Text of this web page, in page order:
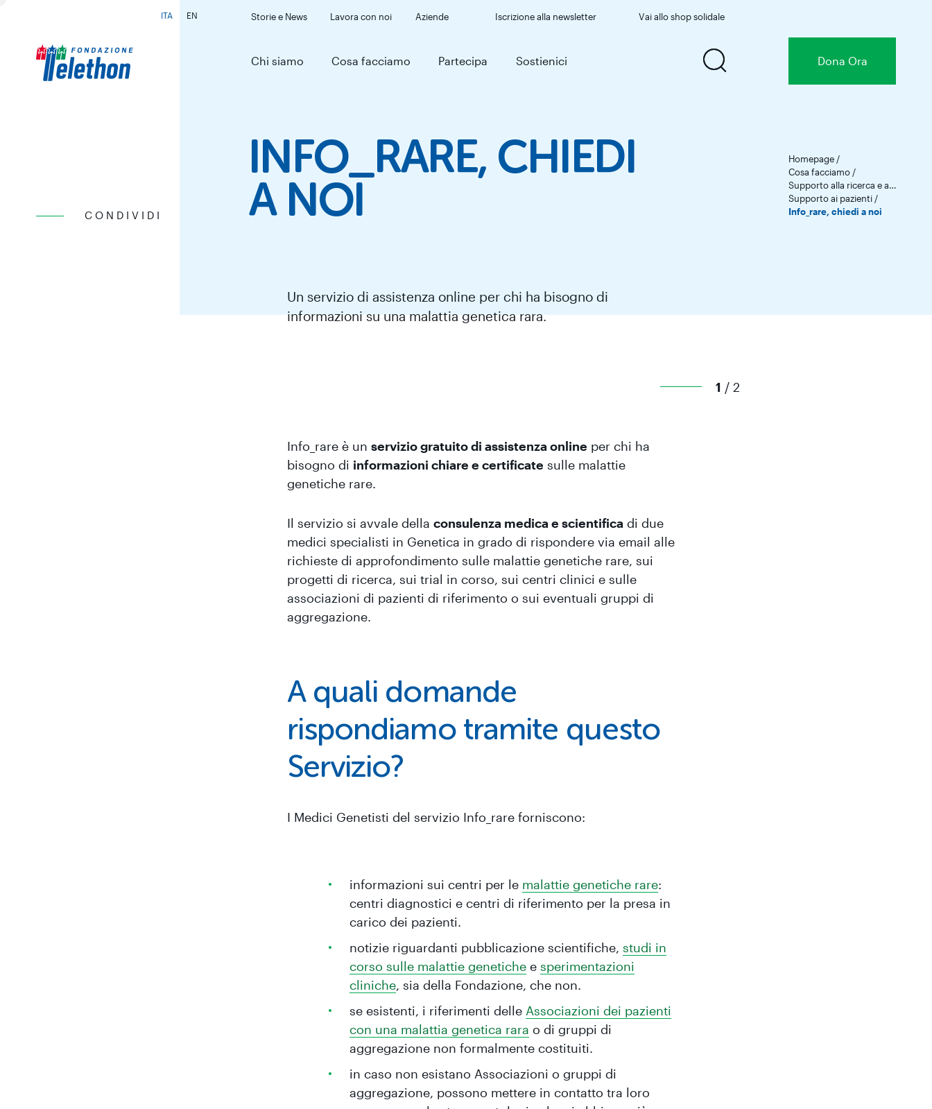
Cambia lingua
ITA EN
Chi siamo Cosa facciamo Partecipa Sostienici Dona Ora
Storie e News Lavora con noi Aziende Iscrizione alla newsletter Vai allo shop solidale
INFO_RARE, CHIEDI
A NOI
Homepage /
Cosa facciamo /
Supporto alla ricerca e ai pazienti
Supporto ai pazienti /
Info_rare, chiedi a noi
CONDIVIDI
Un servizio di assistenza online per chi ha bisogno di
informazioni su una malattia genetica rara.
1 / 2
Info_rare è un servizio gratuito di assistenza online per chi ha
bisogno di informazioni chiare e certificate sulle malattie
genetiche rare.
Il servizio si avvale della consulenza medica e scientifica di due
medici specialisti in Genetica in grado di rispondere via email alle
richieste di approfondimento sulle malattie genetiche rare, sui
progetti di ricerca, sui trial in corso, sui centri clinici e sulle
associazioni di pazienti di riferimento o sui eventuali gruppi di
aggregazione.
A quali domande
rispondiamo tramite questo
Servizio?
I Medici Genetisti del servizio Info_rare forniscono:
informazioni sui centri per le malattie genetiche rare:
centri diagnostici e centri di riferimento per la presa in
carico dei pazienti.
notizie riguardanti pubblicazione scientifiche, studi in
corso sulle malattie genetichee sperimentazioni
cliniche, sia della Fondazione, che non.
se esistenti, i riferimenti delle Associazioni dei pazienti
con una malattia genetica rara o di gruppi di
aggregazione non formalmente costituiti.
in caso non esistano Associazioni o gruppi di
aggregazione, possono mettere in contatto tra loro